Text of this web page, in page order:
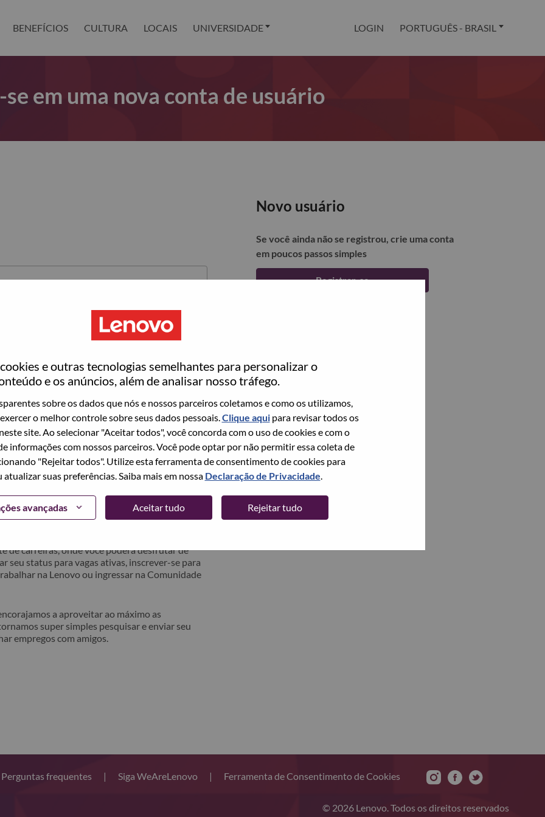
e outras tecnologias semelhantes para personalizar o
e os anúncios, além de analisar nosso tráfego.
sobre os dados que nós e nossos parceiros coletamos e como os utilizamos,
o melhor controle sobre seus dados pessoais.Clique aquipara revisar todos os
site. Ao selecionar "Aceitar todos", você concorda com o uso de cookies e com o
informações com nossos parceiros. Você pode optar por não permitir essa coleta de
"Rejeitar todos". Utilize esta ferramenta de consentimento de cookies para
atualizar suas preferências. Saiba mais em nossa Declaração de Privacidade.
avançadas Aceitar tudo Rejeitar tudo
BENEFÍCIOS CULTURA LOCAIS UNIVERSIDADE LOGIN PORTUGUÊS - BRASIL
em uma nova conta de usuário
no momento, temos seu e-mail salvo em nosso
redefinir e fazer login.
e/ou registrar-se como um novo usuário,
hrsupport@lenovo.com
com os detalhes do seu
de login do candidato" no assunto do e-
contato com você para obter suporte após a
de carreiras, onde você poderá desfrutar de
seu status para vagas ativas, inscrever-se para
na Lenovo ou ingressar na Comunidade
a aproveitar ao máximo as
super simples pesquisar e enviar seu
empregos com amigos.
Novo usuário
Se você ainda não se registrou, crie uma conta
em poucos passos simples
Registrar-se
Perguntas frequentes | Siga WeAreLenovo | Ferramenta de Consentimento de Cookies
© 2026 Lenovo. Todos os direitos reservados